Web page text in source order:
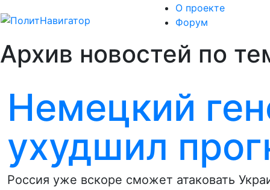
О проекте
Форум
Архив новостей по
Немецкий
ухудшил
Россия уже вскоре сможет атаковать